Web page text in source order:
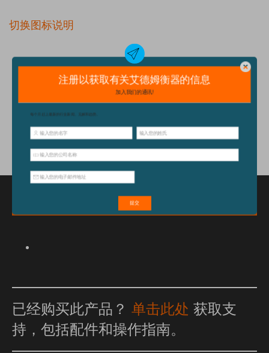
切换图标说明
细节
配件
特点和优点
已经购买此产品？ 单击此处 获取支
持，包括配件和操作指南。